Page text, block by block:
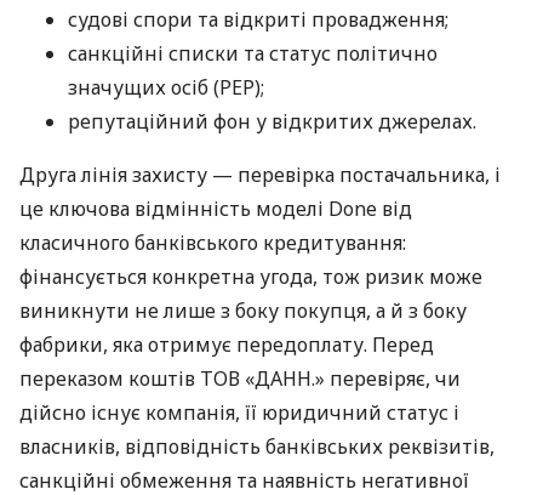
судові спори та відкриті провадження;
санкційні списки та статус політично
значущих осіб (PEP);
репутаційний фон у відкритих джерелах.
Друга лінія захисту — перевірка постачальника, і
це ключова відмінність моделі Done від
класичного банківського кредитування:
фінансується конкретна угода, тож ризик може
виникнути не лише з боку покупця, а й з боку
фабрики, яка отримує передоплату. Перед
переказом коштів ТОВ «ДАНН.» перевіряє, чи
дійсно існує компанія, її юридичний статус і
власників, відповідність банківських реквізитів,
санкційні обмеження та наявність негативної